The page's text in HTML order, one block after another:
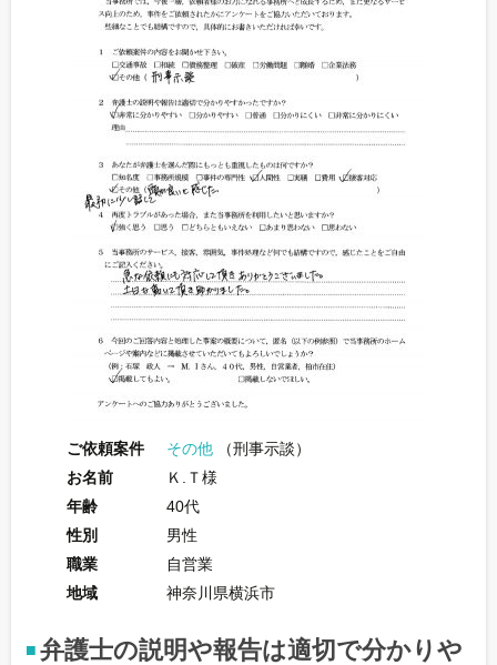
ご依頼案件 その他 （刑事示談）
お名前
Ｋ.Ｔ様
年齢
40代
性別
男性
職業
自営業
地域
神奈川県横浜市
弁護士の説明や報告は適切で分かりや